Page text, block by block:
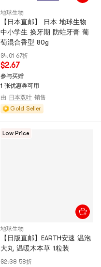
地球生物
【日本直邮】 日本 地球生物
中小学生 换牙期 防蛀牙膏 葡
萄混合香型 80g
$4.01 67折
$2.67
参与买赠
1 张优惠券可用
由 日本双叶 销售
Gold Seller
Low Price
地球生物
【日版直邮】EARTH安速 温泡
大丸 温暖木本草 1粒装
$2.38 58折